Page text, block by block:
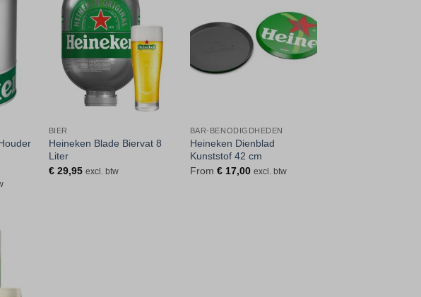
Toevoegen
aan
verlanglijst
BIER
Heineken Blade Biervat 8
Liter
€29,95 excl. btw
aan
verlanglijst
BAR-BENODIGDHEDEN
Heineken Dienblad
Kunststof 42 cm
From €17,00 excl. btw